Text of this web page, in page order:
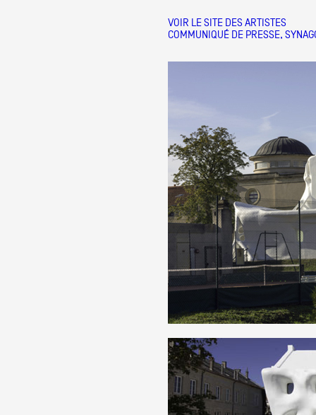
VOIR LE SITE DES ARTISTES
COMMUNIQUÉ DE PRESSE,